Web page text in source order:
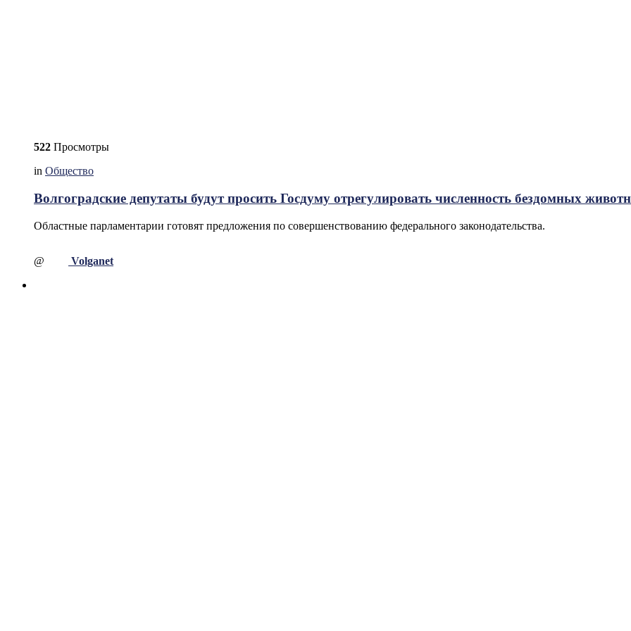
522 Просмотры
in Общество
Волгоградские депутаты будут просить Госдуму отрегулировать численность бездомных
Областные парламентарии готовят предложения по совершенствованию федерального законодательства.
@ Volganet